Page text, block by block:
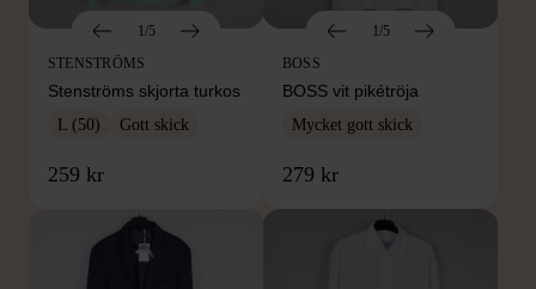
1/5
STENSTRÖMS
Stenströms skjorta turkos
L (50) Gott skick
259 kr
1/5
BOSS
BOSS vit pikétröja
Mycket gott skick
279 kr